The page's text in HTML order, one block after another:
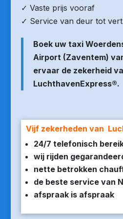
✓ Vaste prijs vooraf
✓ Service van deur tot
Boek uw taxi
Airport (Zaventem)
ervaar de zekerheid
LuchthavenExpress®.
Vijf zekerheden van
24/7 telefonisch
wij rijden
nette betrokken
de beste service van
afspraak is afspraak